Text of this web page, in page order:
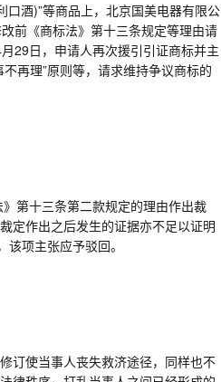
酒)”等商品上，北京国美电器有限公
前《商标法》第十三条规定等理由请
29日，申请人再次援引引证商标并主
再理”原则等，请求维持争议商标的
第十三条第二款规定的理由作出裁
定作出之后发生的证据亦不足以证明
该项主张应予驳回。
订使当事人丧失救济途径，同样也不